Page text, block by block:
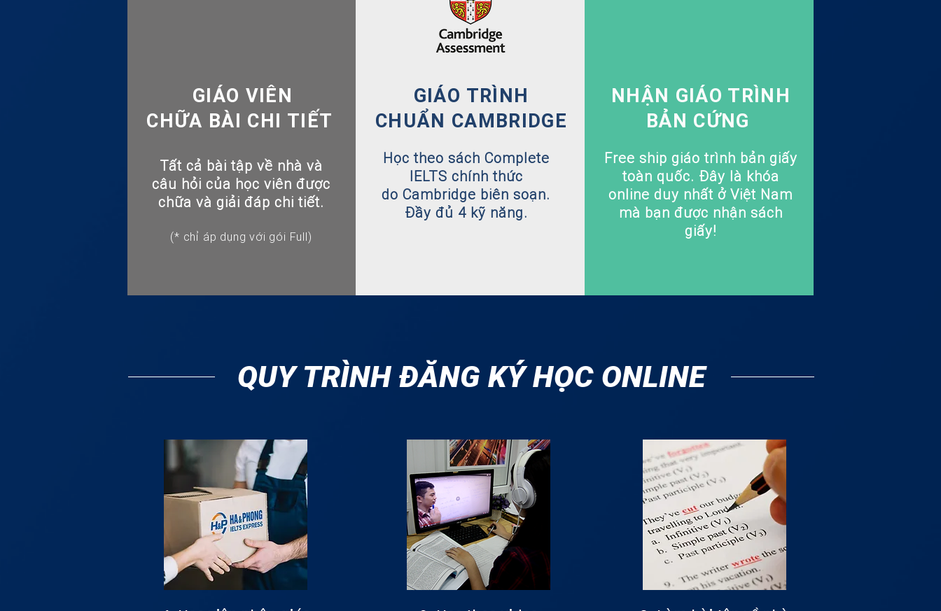
GIÁO VIÊN
CHỮA BÀI CHI TIẾT
Tất cả bài tập về nhà và
câu hỏi của học viên được
chữa và giải đáp chi tiết.
(* chỉ áp dụng với gói Full)
NHẬN GIÁO TRÌNH
BẢN CỨNG
GIÁO TRÌNH
CHUẨN CAMBRIDGE
Học theo sách Complete
IELTS chính thức
do Cambridge biên soạn.
Đầy đủ 4 kỹ năng.
Free ship giáo trình bản giấy
toàn quốc. Đây là khóa
online duy nhất ở Việt Nam
mà bạn được nhận sách
giấy!
QUY TRÌNH ĐĂNG KÝ HỌC ONLINE